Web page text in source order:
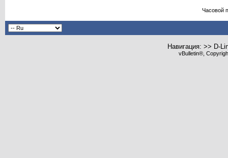
Часовой
Навигация: >> D-
vBulletin®,